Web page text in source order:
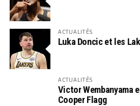
ACTUALITÉS
Luka Doncic et les
ACTUALITÉS
Victor Wembanyama
Cooper Flagg